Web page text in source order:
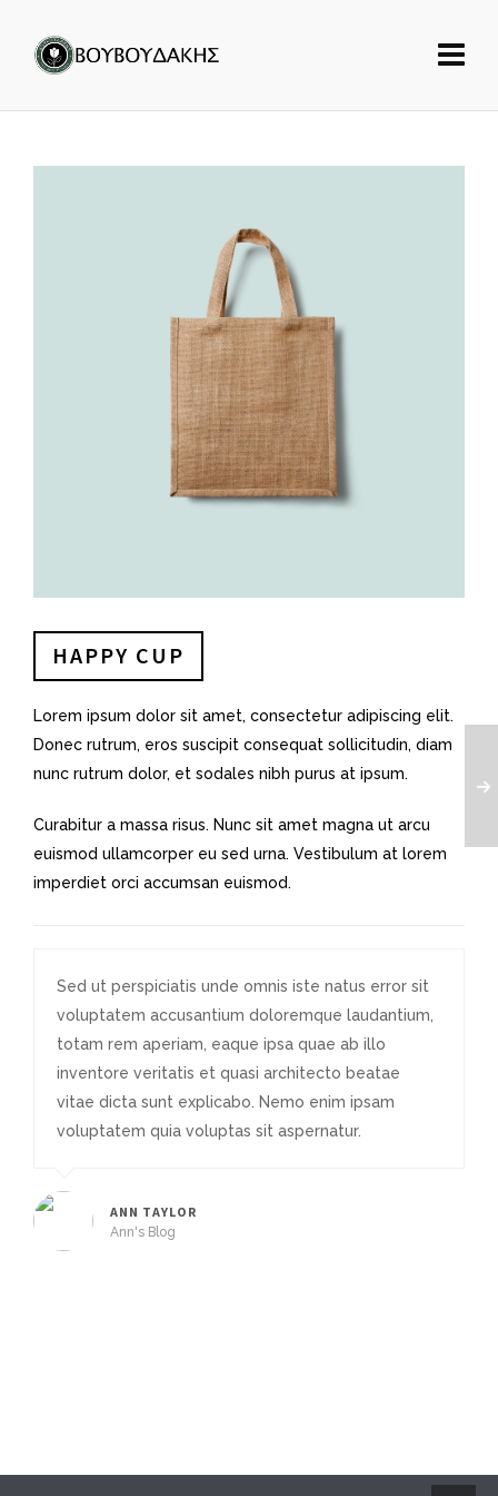
HAPPY CUP
Lorem ipsum dolor sit amet, consectetur adipiscing elit.
Donec rutrum, eros suscipit consequat sollicitudin, diam
nunc rutrum dolor, et sodales nibh purus at ipsum.
Curabitur a massa risus. Nunc sit amet magna ut arcu
euismod ullamcorper eu sed urna. Vestibulum at lorem
imperdiet orci accumsan euismod.
Sed ut perspiciatis unde omnis iste natus error sit
voluptatem accusantium doloremque laudantium,
totam rem aperiam, eaque ipsa quae ab illo
inventore veritatis et quasi architecto beatae
vitae dicta sunt explicabo. Nemo enim ipsam
voluptatem quia voluptas sit aspernatur.
ANN TAYLOR
Ann's Blog